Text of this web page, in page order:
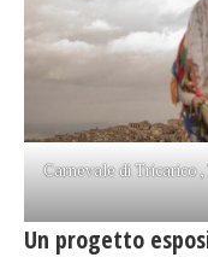
Carnevale di Tricarico
Un progetto